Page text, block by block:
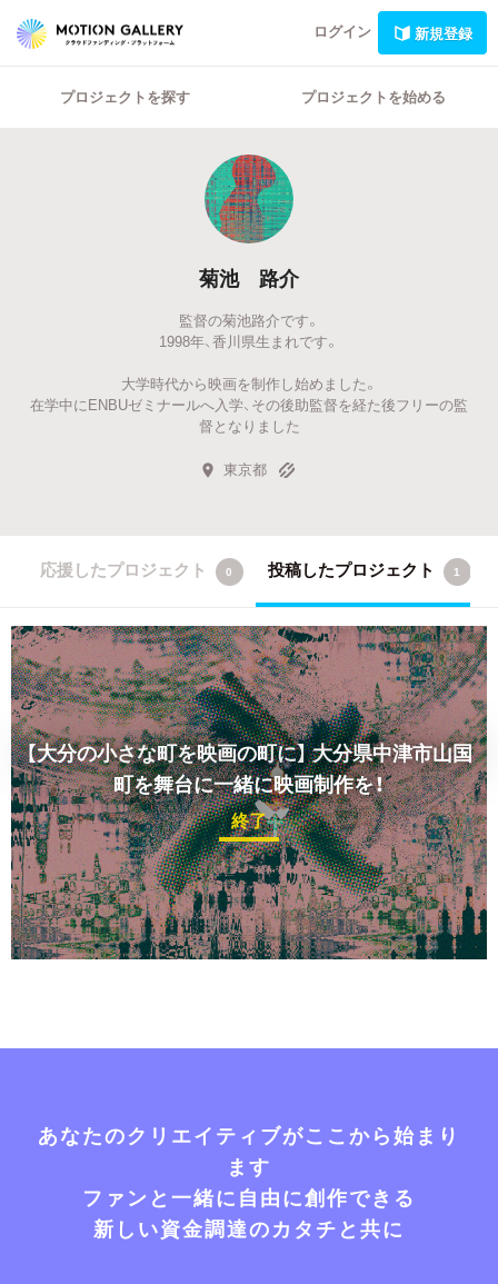
ログイン 新規登録
プロジェクトを探す プロジェクトを始める
菊池 路介
監督の菊池路介です。
1998年、香川県生まれです。
大学時代から映画を制作し始めました。
在学中にENBUゼミナールへ入学、その後助監督を経た後フリーの監
督となりました
東京都
応援したプロジェクト 0 投稿したプロジェクト 1
【大分の小さな町を映画の町に】大分県中津市山国
町を舞台に一緒に映画制作を！
終了
あなたのクリエイティブがここから始まり
ます
ファンと一緒に自由に創作できる
新しい資金調達のカタチと共に